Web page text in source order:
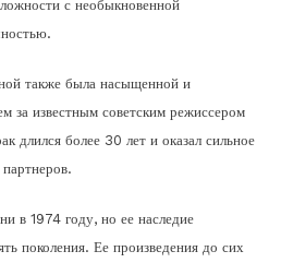
с необыкновенной
также была насыщенной и
за известным советским режиссером
более 30 лет и оказал сильное
в 1974 году, но ее наследие
поколения. Ее произведения до сих